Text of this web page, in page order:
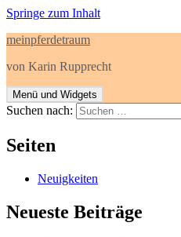
Springe zum Inhalt
meinpferdetraum
von Karin Rupprecht
Menü und Widgets
Suchen nach:
Seiten
Neuigkeiten
Neueste Beiträge